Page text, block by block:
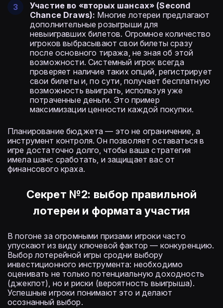
Участие во «вторых шансах» (Second
Chance Draws): Многие лотереи предлагают
дополнительные розыгрыши для
невыигравших билетов. Огромное количество
игроков выбрасывают свои билеты сразу
после основного тиража, не зная об этой
возможности. Системный игрок всегда
проверяет наличие таких опций, регистрирует
свои билеты и, по сути, получает бесплатную
возможность выиграть, используя уже
потраченные деньги. Это пример
максимизации ценности каждой покупки.
Планирование бюджета — это не ограничение, а
инструмент контроля. Он позволяет оставаться в
игре достаточно долго, чтобы ваша стратегия
имела шанс сработать, и защищает вас от
финансового краха.
Секрет №2: выбор правильной
лотереи и формата участия
В погоне за огромными призами игроки часто
упускают из виду ключевой фактор — конкуренцию.
Выбор лотерейной игры сродни выбору
инвестиционного инструмента: необходимо
оценивать не только потенциальную доходность
(джекпот), но и риски (вероятность выигрыша).
Успешные игроки понимают это и делают
осознанный выбор.